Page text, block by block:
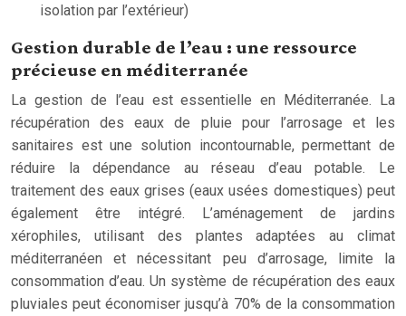
isolation par l’extérieur)
Gestion durable de l’eau : une ressource
précieuse en méditerranée
La gestion de l’eau est essentielle en Méditerranée. La
récupération des eaux de pluie pour l’arrosage et les
sanitaires est une solution incontournable, permettant de
réduire la dépendance au réseau d’eau potable. Le
traitement des eaux grises (eaux usées domestiques) peut
également être intégré. L’aménagement de jardins
xérophiles, utilisant des plantes adaptées au climat
méditerranéen et nécessitant peu d’arrosage, limite la
consommation d’eau. Un système de récupération des eaux
pluviales peut économiser jusqu’à 70% de la consommation